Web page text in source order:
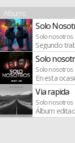
Albums
Solo
Solo nosotros
Segundo
Solo
Solo nosotros
En esta
Via rapida
Solo nosotros
Álbum